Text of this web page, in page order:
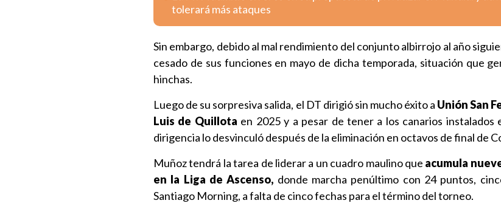
tolerará más ataques
Sin embargo, debido al mal rendimiento del conjunto albirrojo al año
cesado de sus funciones en mayo de dicha temporada, situación que
hinchas.
Luego de su sorpresiva salida, el DT dirigió sin mucho éxito a Unión San
Luis de Quillota en 2025 y a pesar de tener a los canarios instalados
dirigencia lo desvinculó después de la eliminación en octavos de final de
Muñoz tendrá la tarea de liderar a un cuadro maulino que acumula
en la Liga de Ascenso, donde marcha penúltimo con 24 puntos,
Santiago Morning, a falta de cinco fechas para el término del torneo.